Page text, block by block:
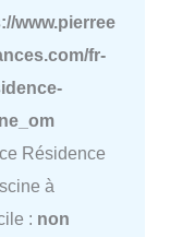
www.pierree
fr-
Résidence
à
: non